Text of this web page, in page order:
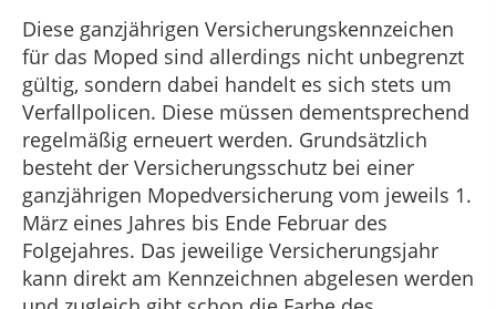
Diese ganzjährigen Versicherungskennzeichen
für das Moped sind allerdings nicht unbegrenzt
gültig, sondern dabei handelt es sich stets um
Verfallpolicen. Diese müssen dementsprechend
regelmäßig erneuert werden. Grundsätzlich
besteht der Versicherungsschutz bei einer
ganzjährigen Mopedversicherung vom jeweils 1.
März eines Jahres bis Ende Februar des
Folgejahres. Das jeweilige Versicherungsjahr
kann direkt am Kennzeichnen abgelesen werden